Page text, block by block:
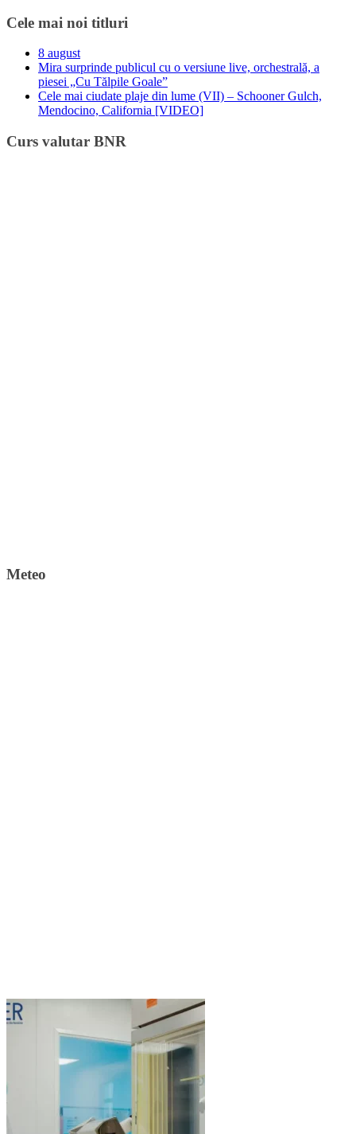
Cele mai noi titluri
8 august
Mira surprinde publicul cu o versiune live, orchestrală, a
piesei „Cu Tălpile Goale”
Cele mai ciudate plaje din lume (VII) – Schooner Gulch,
Mendocino, California [VIDEO]
Curs valutar BNR
Meteo